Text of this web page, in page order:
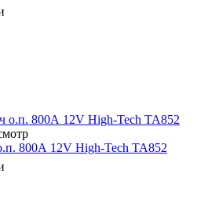
800А 12V High-Tech TA852